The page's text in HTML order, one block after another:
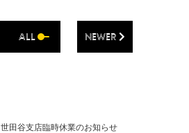
ALL NEWER
世田谷支店臨時休業のお知らせ